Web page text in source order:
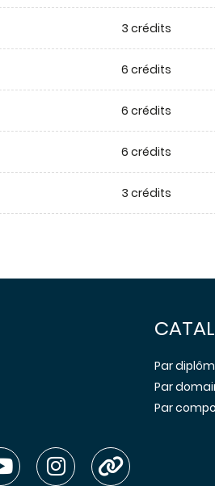
3 crédits
6 crédits
6 crédits
6 crédits
3 crédits
Par
Par
Par